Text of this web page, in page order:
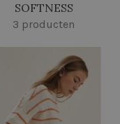
SOFTNESS
3 producten